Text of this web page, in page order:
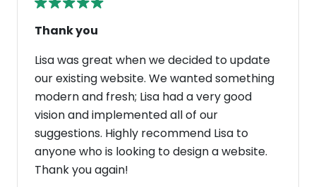
Thank you
Lisa was great when we decided to update
our existing website. We wanted something
modern and fresh; Lisa had a very good
vision and implemented all of our
suggestions. Highly recommend Lisa to
anyone who is looking to design a website.
Thank you again!